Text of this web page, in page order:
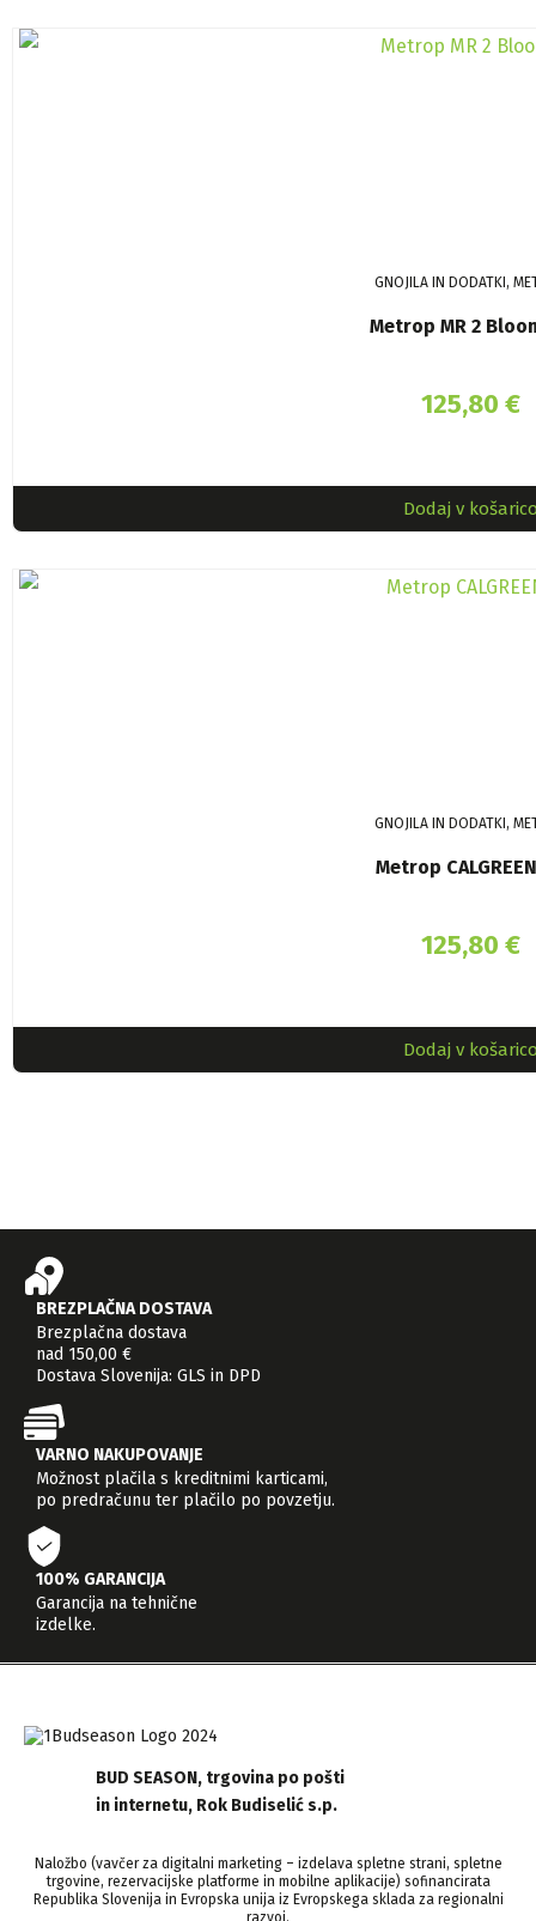
GNOJILA IN DODATKI,
Metrop MR 2
125,80 €
Dodaj v
GNOJILA IN DODATKI,
Metrop
125,80 €
Dodaj v
BREZPLAČNA DOSTAVA
Brezplačna dostava
nad 150,00 €
Dostava Slovenija: GLS in DPD
VARNO NAKUPOVANJE
Možnost plačila s kreditnimi karticami,
po predračunu ter plačilo po povzetju.
100% GARANCIJA
Garancija na tehnične
izdelke.
BUD SEASON, trgovina po pošti
in internetu, Rok Budiselić s.p.
Naložbo (vavčer za digitalni marketing – izdelava spletne strani, spletne
trgovine, rezervacijske platforme in mobilne aplikacije) sofinancirata
Republika Slovenija in Evropska unija iz Evropskega sklada za regionalni